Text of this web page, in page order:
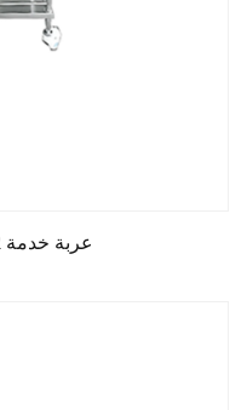
عربة خدمة XH-Y02 مع أدراج